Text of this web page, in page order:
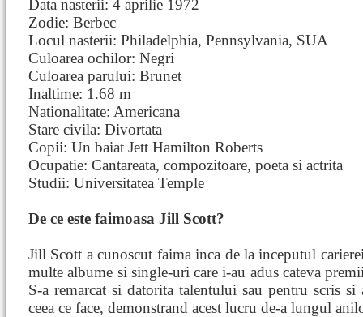
Data nasterii: 4 aprilie 1972
Zodie: Berbec
Locul nasterii: Philadelphia, Pennsylvania, SUA
Culoarea ochilor: Negri
Culoarea parului: Brunet
Inaltime: 1.68 m
Nationalitate: Americana
Stare civila: Divortata
Copii: Un baiat Jett Hamilton Roberts
Ocupatie: Cantareata, compozitoare, poeta si actrita
Studii: Universitatea Temple
De ce este faimoasa Jill Scott?
Jill Scott a cunoscut faima inca de la inceputul
multe albume si single-uri care i-au adus cateva
S-a remarcat si datorita talentului sau pentru scris
ceea ce face, demonstrand acest lucru de-a lungul